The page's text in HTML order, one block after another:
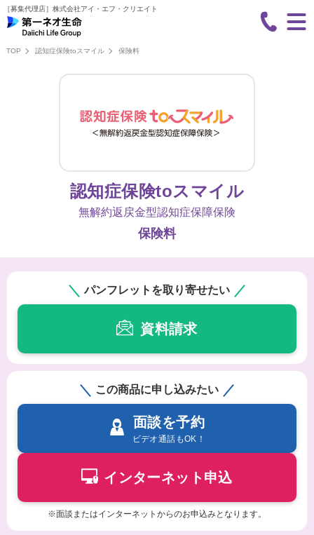
［募集代理店］ 株式会社アイ・エフ・クリエイト
TOP 認知症保険toスマイル 保険料
認知症保険toスマイル
無解約返戻金型認知症保障保険
保険料
パンフレットを取り寄せたい
資料請求
この商品に申し込みたい
面談を予約
ビデオ通話もOK！
インターネット申込
※面談またはインターネットからのお申込みとなります。